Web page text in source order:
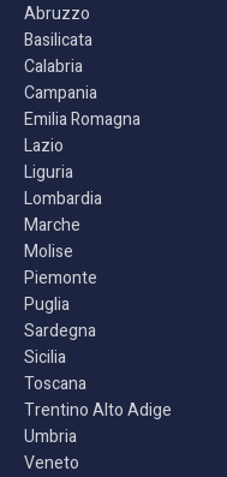
Abruzzo
Basilicata
Calabria
Campania
Emilia Romagna
Lazio
Liguria
Lombardia
Marche
Molise
Piemonte
Puglia
Sardegna
Sicilia
Toscana
Trentino Alto Adige
Umbria
Veneto